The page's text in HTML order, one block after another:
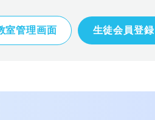
室管理画面 生徒会員登録